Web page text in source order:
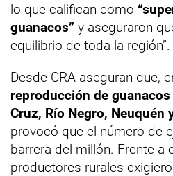
lo que califican como
guanacos” y aseguraron
equilibrio de toda la región”.
Desde CRA aseguran que,
reproducción de
Cruz, Río Negro, Neuquén
provocó que el número de
barrera del millón. Frente a
productores rurales